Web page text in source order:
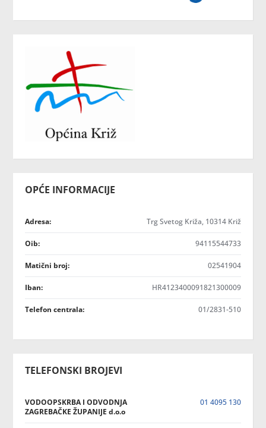
OPĆE INFORMACIJE
Adresa: Trg Svetog Križa, 10314 Križ
Oib: 94115544733
Matični broj: 02541904
Iban: HR4123400091821300009
Telefon centrala: 01/2831-510
TELEFONSKI BROJEVI
VODOOPSKRBA I ODVODNJA
ZAGREBAČKE ŽUPANIJE d.o.o
01 4095 130